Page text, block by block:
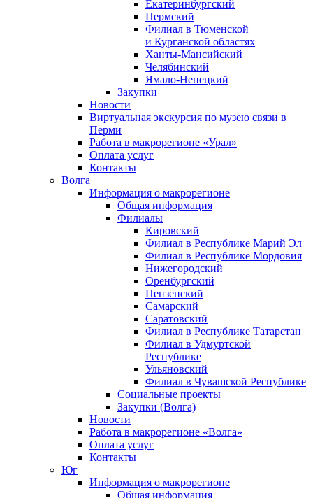
Екатеринбургский
Пермский
Филиал в Тюменской
и Курганской областях
Ханты-Мансийский
Челябинский
Ямало-Ненецкий
Закупки
Новости
Виртуальная экскурсия по музею связи в
Перми
Работа в макрорегионе «Урал»
Оплата услуг
Контакты
Волга
Информация о макрорегионе
Общая информация
Филиалы
Кировский
Филиал в Республике Марий Эл
Филиал в Республике Мордовия
Нижегородский
Оренбургский
Пензенский
Самарский
Саратовский
Филиал в Республике Татарстан
Филиал в Удмуртской
Республике
Ульяновский
Филиал в Чувашской Республике
Социальные проекты
Закупки (Волга)
Новости
Работа в макрорегионе «Волга»
Оплата услуг
Контакты
Юг
Информация о макрорегионе
Общая информация